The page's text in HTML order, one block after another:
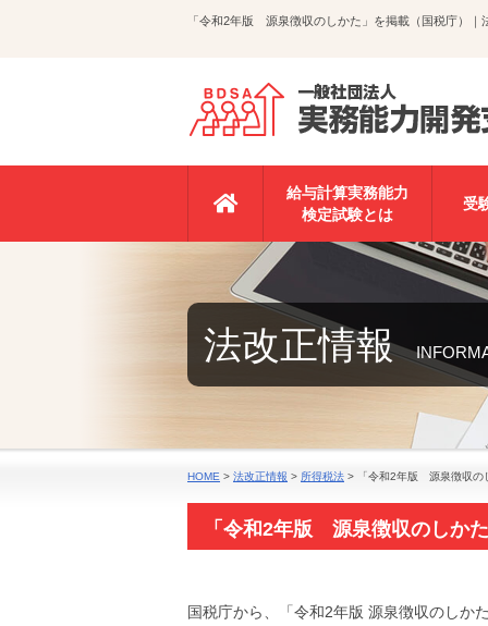
「令和2年版 源泉徴収のしかた」を掲載（国税庁）
給与計算実務能力
検定試験とは
受
法改正情報
HOME > 法改正情報 > 所得税法 > 「令和2年版 源泉徴収の
「令和2年版 源泉徴収のしか
国税庁から、「令和2年版 源泉徴収のしか